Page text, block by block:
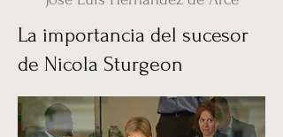
La importancia del sucesor
de Nicola Sturgeon